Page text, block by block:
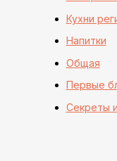
Кухни
Напитки
Общая
Первые
Секреты